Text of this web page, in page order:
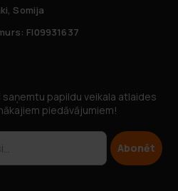
Somija
FI09931637
papildu veikala atlaides
piedāvājumiem!
Abonēt